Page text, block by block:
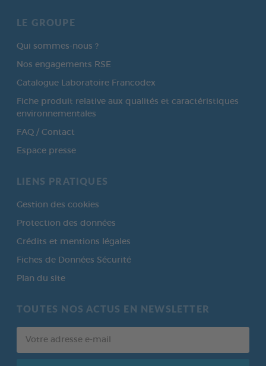
LE GROUPE
Qui sommes-nous ?
Nos engagements RSE
Catalogue Laboratoire Francodex
Fiche produit relative aux qualités et caractéristiques
environnementales
FAQ / Contact
Espace presse
LIENS PRATIQUES
Gestion des cookies
Protection des données
Crédits et mentions légales
Fiches de Données Sécurité
Plan du site
TOUTES NOS ACTUS EN NEWSLETTER
adresse